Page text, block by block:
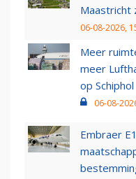
Maastricht
06-08-2026,
Meer
meer
op Schiphol
06-08-
Embraer